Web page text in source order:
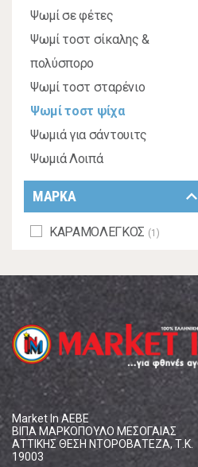
Ψωμί σε φέτες
Ψωμί τοστ σίκαλης &
πολύσπορο
Ψωμί τοστ σταρένιο
Ψωμί τοστ ψίχα
Ψωμιά για σάντουιτς
Ψωμιά Λοιπά
ΜΑΡΚΑ keyboard_arrow_down
ΚΑΡΑΜΟΛΕΓΚΟΣ (1)
Market In ΑΕΒΕ
ΒΙΠΑ ΜΑΡΚΟΠΟΥΛΟ ΜΕΣΟΓΑΙΑΣ
ΑΤΤΙΚΗΣ ΘΕΣΗ ΝΤΟΡΟΒΑΤΕΖΑ, Τ.Κ.
19003